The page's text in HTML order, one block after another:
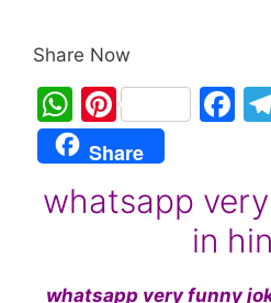
Share Now
W
h
at
s
p
Pi
nt
er
e
F
e
b
o
Share
whatsapp
in
whatsapp very funny